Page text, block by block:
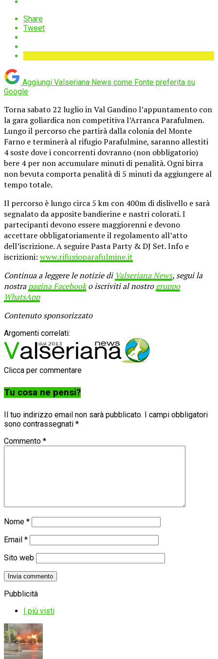
Share
Tweet
Aggiungi Valseriana News come Fonte preferita su
Google
Torna sabato 22 luglio in Val Gandino l’appuntamento con
la gara goliardica non competitiva l’Arranca Parafulmen.
Lungo il percorso che partirà dalla colonia del Monte
Farno e terminerà al rifugio Parafulmine, saranno allestiti
4 soste dove i concorrenti dovranno (non obbligatorio)
bere 4 per non accumulare minuti di penalità. Ogni birra
non bevuta comporta penalità di 5 minuti da aggiungere al
tempo totale.
Il percorso è lungo circa 5 km con 400m di dislivello e sarà
segnalato da apposite bandierine e nastri colorati. I
partecipanti devono essere maggiorenni e devono
accettare obbligatoriamente il regolamento all’atto
dell’iscrizione. A seguire Pasta Party & DJ Set. Info e
iscrizioni: www.rifugioparafulmine.it
Continua a leggere le notizie di Valseriana News, segui la
nostrapagina Facebooko iscriviti al nostrogruppo
WhatsApp
Contenuto sponsorizzato
Argomenti correlati:
Clicca per commentare
Tu cosa ne pensi?
Il tuo indirizzo email non sarà pubblicato. I campi obbligatori
sono contrassegnati *
Commento *
Nome *
Email *
Sito web
Pubblicità
I più visti